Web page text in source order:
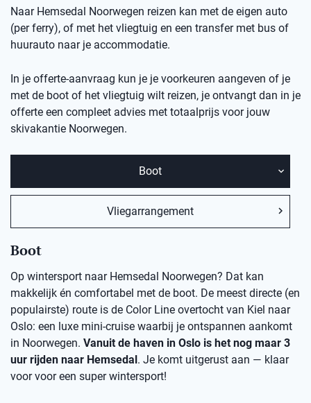
Naar Hemsedal Noorwegen reizen kan met de eigen auto
(per ferry), of met het vliegtuig en een transfer met bus of
huurauto naar je accommodatie.
In je offerte-aanvraag kun je je voorkeuren aangeven of je
met de boot of het vliegtuig wilt reizen, je ontvangt dan in je
offerte een compleet advies met totaalprijs voor jouw
skivakantie Noorwegen.
Boot
Vliegarrangement
Boot
Op wintersport naar Hemsedal Noorwegen? Dat kan
makkelijk én comfortabel met de boot. De meest directe (en
populairste) route is de Color Line overtocht van Kiel naar
Oslo: een luxe mini-cruise waarbij je ontspannen aankomt
in Noorwegen. Vanuit de haven in Oslo is het nog maar 3
uur rijden naar Hemsedal. Je komt uitgerust aan — klaar
voor voor een super wintersport!